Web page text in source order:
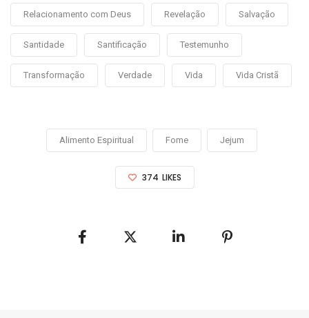
Relacionamento com Deus Revelação Salvação
Santidade Santificação Testemunho
Transformação Verdade Vida Vida Cristã
Alimento Espiritual Fome Jejum
374 LIKES